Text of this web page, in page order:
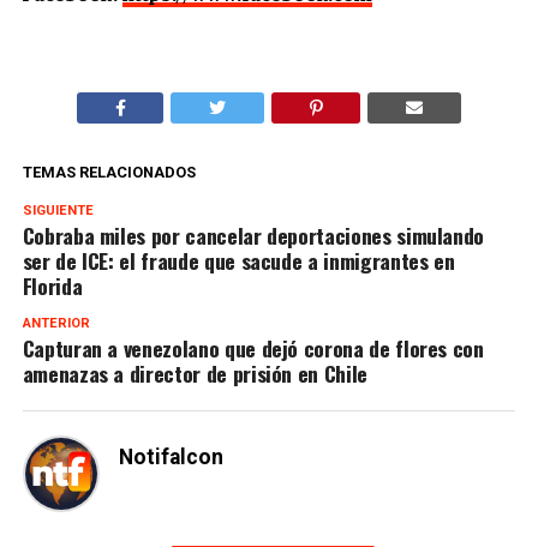
TEMAS RELACIONADOS
SIGUIENTE
Cobraba miles por cancelar deportaciones simulando
ser de ICE: el fraude que sacude a inmigrantes en
Florida
ANTERIOR
Capturan a venezolano que dejó corona de flores con
amenazas a director de prisión en Chile
Notifalcon